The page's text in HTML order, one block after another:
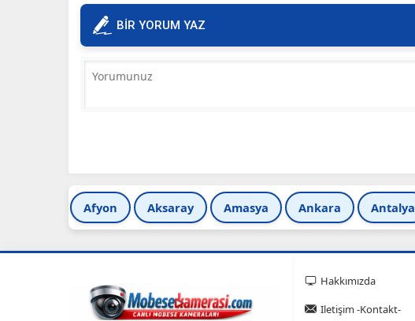
BİR YORUM YAZ
Afyon Aksaray Amasya Ankara Antalya
Hakkımızda
Iletişim -Kontakt-